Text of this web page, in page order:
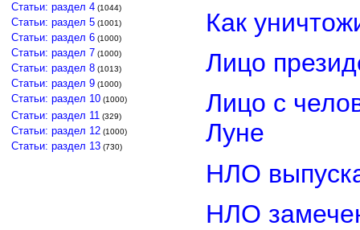
Статьи: раздел 4 (1044)
Статьи: раздел 5 (1001)
Статьи: раздел 6 (1000)
Статьи: раздел 7 (1000)
Статьи: раздел 8 (1013)
Статьи: раздел 9 (1000)
Статьи: раздел 10 (1000)
Статьи: раздел 11 (329)
Статьи: раздел 12 (1000)
Статьи: раздел 13 (730)
Как
Лицо
Лицо с
Луне
НЛО
НЛО